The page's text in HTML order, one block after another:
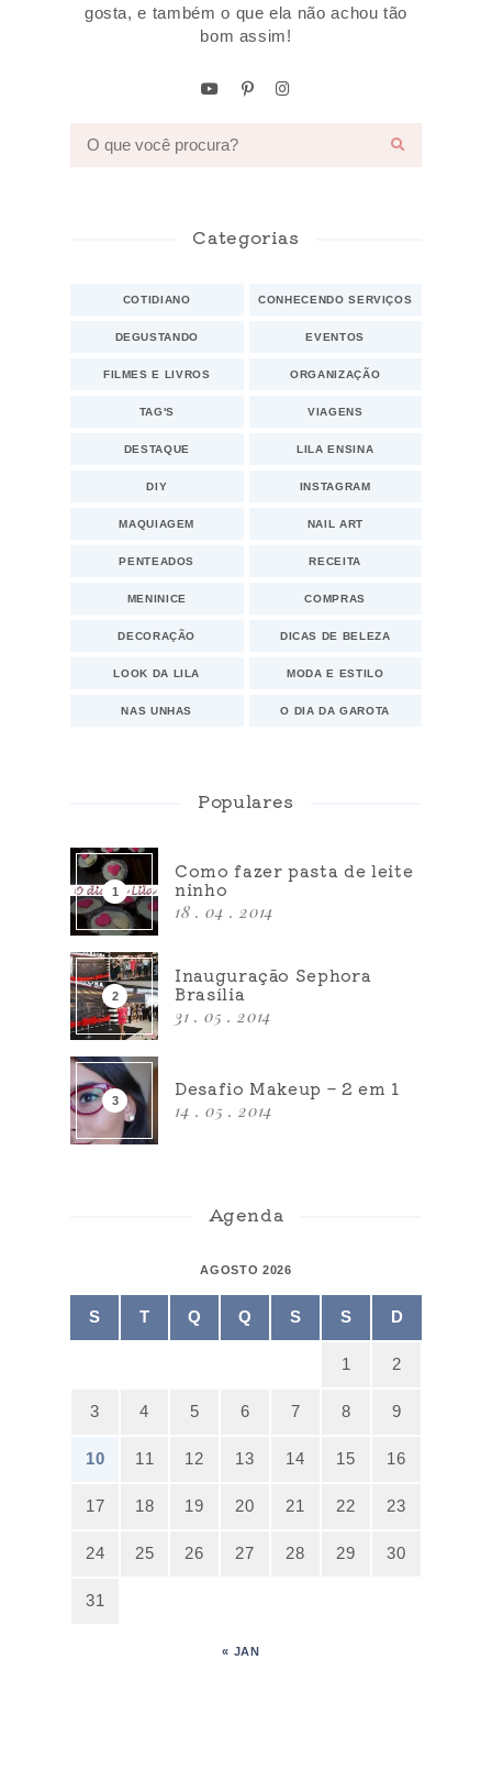
gosta, e também o que ela não achou tão
bom assim!
Categorias
COTIDIANO CONHECENDO SERVIÇOS
DEGUSTANDO EVENTOS
FILMES E LIVROS ORGANIZAÇÃO
TAG'S VIAGENS
DESTAQUE LILA ENSINA
DIY INSTAGRAM
MAQUIAGEM NAIL ART
PENTEADOS RECEITA
MENINICE COMPRAS
DECORAÇÃO DICAS DE BELEZA
LOOK DA LILA MODA E ESTILO
NAS UNHAS O DIA DA GAROTA
Populares
Como fazer pasta de leite
ninho
18 . 04 . 2014
Inauguração Sephora
Brasília
31 . 05 . 2014
Desafio Makeup – 2 em 1
14 . 05 . 2014
Agenda
AGOSTO 2026
S T Q Q S S D
1 2
3 4 5 6 7 8 9
10 11 12 13 14 15 16
17 18 19 20 21 22 23
24 25 26 27 28 29 30
31
« JAN